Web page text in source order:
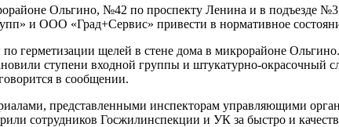
Ольгино, №42 по проспекту Ленина и в подъезде
и ООО «Град+Сервис» привести в нормативное
герметизации щелей в стене дома в микрорайоне
ступени входной группы и штукатурно-окрасочный
в сообщении.
представленными инспекторам управляющими
сотрудников Госжилинспекции и УК за быстро и